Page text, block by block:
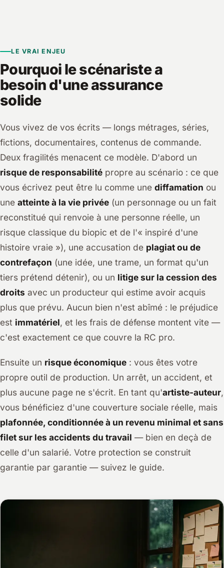
LE VRAI ENJEU
Pourquoi le scénariste a
besoin d'une assurance
solide
Vous vivez de vos écrits — longs métrages, séries,
fictions, documentaires, contenus de commande.
Deux fragilités menacent ce modèle. D'abord un
risque de responsabilité propre au scénario : ce que
vous écrivez peut être lu comme une diffamation ou
une atteinte à la vie privée (un personnage ou un fait
reconstitué qui renvoie à une personne réelle, un
risque classique du biopic et de l'« inspiré d'une
histoire vraie »), une accusation de plagiat ou de
contrefaçon (une idée, une trame, un format qu'un
tiers prétend détenir), ou un litige sur la cession des
droits avec un producteur qui estime avoir acquis
plus que prévu. Aucun bien n'est abîmé : le préjudice
est immatériel, et les frais de défense montent vite —
c'est exactement ce que couvre la RC pro.
Ensuite un risque économique : vous êtes votre
propre outil de production. Un arrêt, un accident, et
plus aucune page ne s'écrit. En tant qu'artiste-auteur,
vous bénéficiez d'une couverture sociale réelle, mais
plafonnée, conditionnée à un revenu minimal et sans
filet sur les accidents du travail — bien en deçà de
celle d'un salarié. Votre protection se construit
garantie par garantie — suivez le guide.